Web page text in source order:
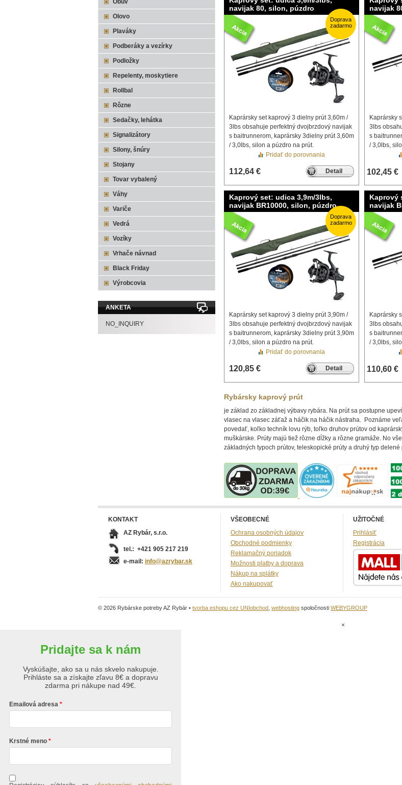
navijak 80, silon, púzdro
Kaprársky set kaprový 3 dielny prút 3,60m /
3lbs obsahuje perfektný dvojbrzdový navijak
s baitrunnerom, kaprársky 3dielny prút 3,60m
/ 3,0lbs, silon a púzdro na prút.
112,64 € Detail
Pridať do porovnania
Doprava
zadarmo
navijak
Kaprársky
3lbs
s
/ 3,0lbs,
102,45 €
Kaprový set: udica 3,9m/3lbs,
navijak BR10000, silon, púzdro
Kaprársky set kaprový 3 dielny prút 3,90m /
3lbs obsahuje perfektný dvojbrzdový navijak
s baitrunnerom, kaprársky 3dielny prút 3,90m
/ 3,0lbs, silon a púzdro na prút.
120,85 € Detail
Pridať do porovnania
Doprava
zadarmo
Kaprový
navijak
Kaprársky
3lbs
s
/ 3,0lbs,
110,60 €
Rybársky kaprový prút
je základ zo základnej výbavy rybára. Na prút sa postupne
vlasec na vlasec záťaž a háčik na háčik nástraha. Poznáme
povedať, koľko techník lovu rýb, toľko druhov prútov od
muškárske. Prúty majú tiež rôzne dĺžky a rôzne gramáže. No
základných typoch prútov, teleskopické prúty a druhý typ delené
Obuv
Olovo
Plaváky
Podberáky a vezírky
Podložky
Repelenty, moskytiere
Rollbal
Rôzne
Sedačky, lehátka
Signalizátory
Silony, šnúry
Stojany
Tovar vybalený
Váhy
Variče
Vedrá
Vozíky
Vrhače návnad
Black Friday
Výrobcovia
ANKETA
NO_INQUIRY
KONTAKT
AZ Rybár, s.r.o.
tel.: +421 905 217 219
e-mail: info@azrybar.sk
VŠEOBECNÉ
Ochrana osobných údajov
Obchodné podmienky
Reklamačný poriadok
Možnosti platby a doprava
Nákup na splátky
Ako nakupovať
UŽITOČNÉ
Prihlásiť
Registrácia
© 2026 Rybárske potreby AZ Rybár • tvorba eshopu cez UNIobchod webhosting spoločnosti WEBYGROUP
×
Pridajte sa k nám
Vyskúšajte, ako sa u nás skvelo nakupuje.
Prihláste sa a získajte zľavu 8€ a dopravu
zdarma pri nákupe nad 49€.
Emailová adresa
Krstné meno